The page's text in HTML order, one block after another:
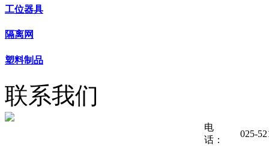
工位器具
隔离网
塑料制品
联系我们
电
话：
025-